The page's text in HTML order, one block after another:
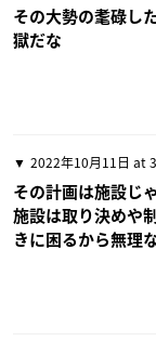
その大勢の耄碌し
獄だな
2022年10月11日 at
その計画は施設じ
施設は取り決めや
きに困るから無